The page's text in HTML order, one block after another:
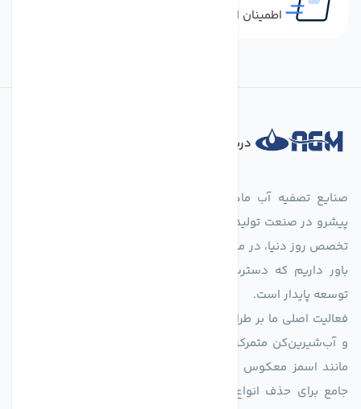
اطمینان از خرید کالای اورجینال
درباره فروشگاه
پیشرو در صنعت تولید تجهیزات تصفیه آب، با تکیه بر دانش فنی و
تخصص روز دنیا، در مسیر تأمین آب سالم و پایدار گام برمی‌دارد. ما
باور داریم که دسترسی به آب پاک، یک حق اساسی و زیربنای
توسعه پایدار است.
فعالیت اصلی ما بر طراحی و تولید سیستم‌های پیشرفته تصفیه آب
و آب‌شیرین‌کن متمرکز است. ما با بهره‌گیری از فناوری‌های نوین
جامع برای حذف انواع آلاینده‌ها، املاح و نمک از منابع آبی ارائه